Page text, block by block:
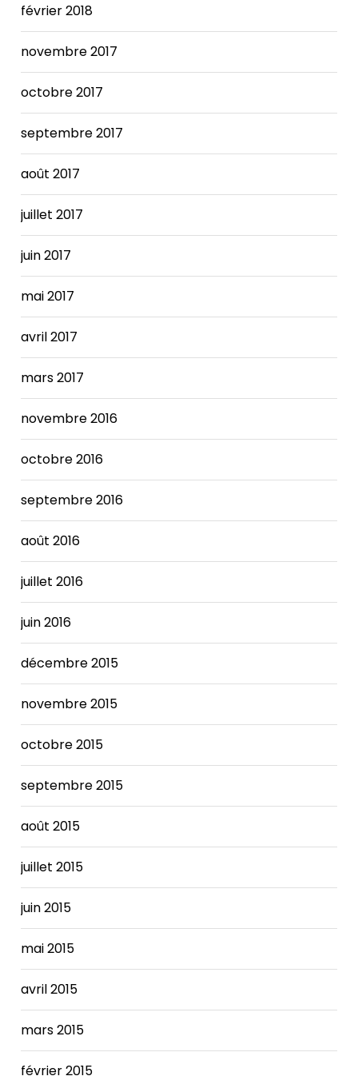
février 2018
novembre 2017
octobre 2017
septembre 2017
août 2017
juillet 2017
juin 2017
mai 2017
avril 2017
mars 2017
novembre 2016
octobre 2016
septembre 2016
août 2016
juillet 2016
juin 2016
décembre 2015
novembre 2015
octobre 2015
septembre 2015
août 2015
juillet 2015
juin 2015
mai 2015
avril 2015
mars 2015
février 2015